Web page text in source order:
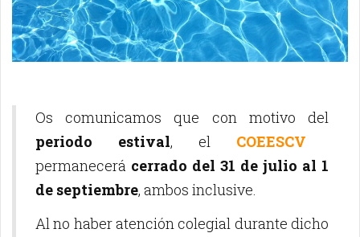
Os comunicamos que con motivo del
periodo estival, el COEESCV
permanecerá cerrado del 31 de julio al 1
de septiembre, ambos inclusive.
Al no haber atención colegial durante dicho